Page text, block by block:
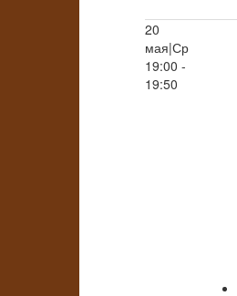
20
мая|Ср
19:00 -
19:50